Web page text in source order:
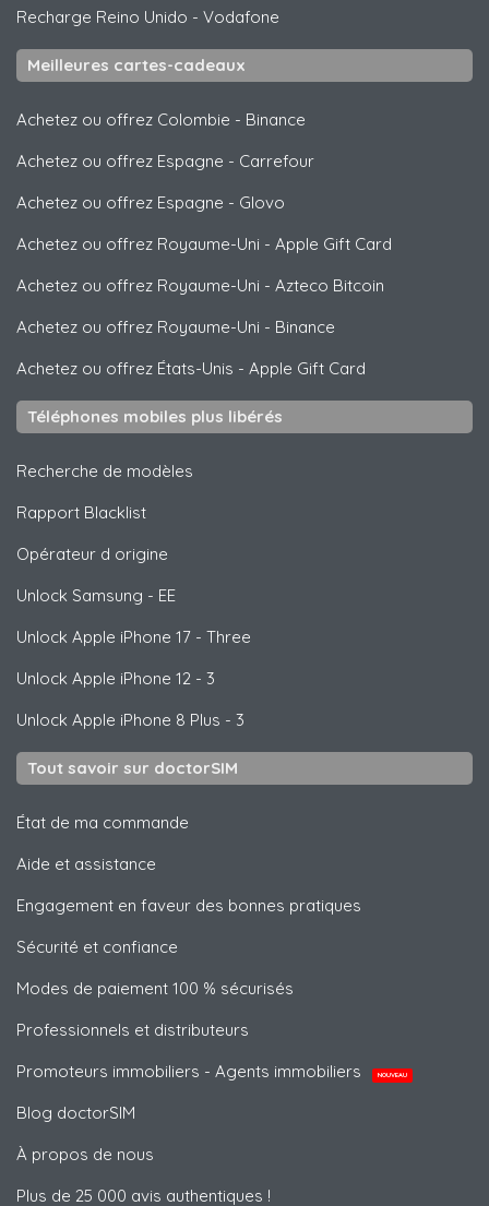
Recharge Reino Unido - Vodafone
Meilleures cartes-cadeaux
Achetez ou offrez Colombie - Binance
Achetez ou offrez Espagne - Carrefour
Achetez ou offrez Espagne - Glovo
Achetez ou offrez Royaume-Uni - Apple Gift Card
Achetez ou offrez Royaume-Uni - Azteco Bitcoin
Achetez ou offrez Royaume-Uni - Binance
Achetez ou offrez États-Unis - Apple Gift Card
Téléphones mobiles plus libérés
Recherche de modèles
Rapport Blacklist
Opérateur d origine
Unlock Samsung - EE
Unlock Apple iPhone 17 - Three
Unlock Apple iPhone 12 - 3
Unlock Apple iPhone 8 Plus - 3
Tout savoir sur doctorSIM
État de ma commande
Aide et assistance
Engagement en faveur des bonnes pratiques
Sécurité et confiance
Modes de paiement 100 % sécurisés
Professionnels et distributeurs
Promoteurs immobiliers - Agents immobiliers
NOUVEAU
Blog doctorSIM
À propos de nous
Plus de 25 000 avis authentiques !